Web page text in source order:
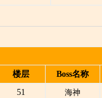
楼层
Boss名称
51
海神